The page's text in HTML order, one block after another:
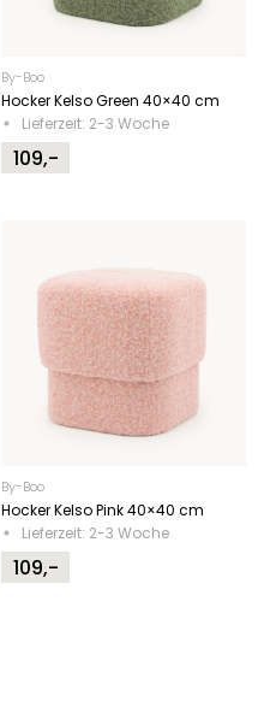
By-Boo
Hocker Kelso Green 40×40 cm
Lieferzeit: 2-3 Woche
109,-
By-Boo
Hocker Kelso Pink 40×40 cm
Lieferzeit: 2-3 Woche
109,-